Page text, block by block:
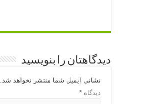
دیدگاهتان را بنویسید
نشانی ایمیل شما منتشر نخواهد شد.
دیدگاه*